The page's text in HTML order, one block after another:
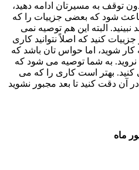
توقف به مسیرتان ادامه دهید،
شود که بعضی جزییات را که
البته این هم توصیه نمی
کنید که اصلاً نتوانید کاری
کار شوید، اما حواس تان باشد که
به شما توصیه می شود که
کنید. بهتر است کاری را که می
آن دقت کنید تا بعد مجبور نشوید